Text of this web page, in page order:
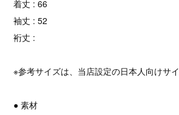
着丈 : 66
袖丈 : 52
裄丈 :
※参考サイズは、当店設定の日本人向けサイ
● 素材